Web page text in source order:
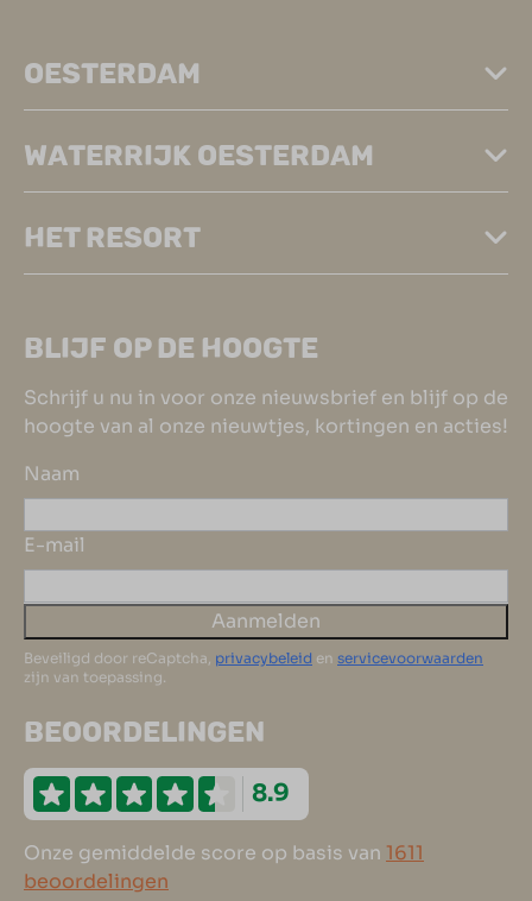
OESTERDAM
WATERRIJK OESTERDAM
HET RESORT
BLIJF OP DE HOOGTE
Schrijf u nu in voor onze nieuwsbrief en blijf op de
hoogte van al onze nieuwtjes, kortingen en acties!
Naam
E-mail
Aanmelden
Beveiligd door reCaptcha, privacybeleid en servicevoorwaarden
zijn van toepassing.
BEOORDELINGEN
8.9
Onze gemiddelde score op basis van 1611
beoordelingen